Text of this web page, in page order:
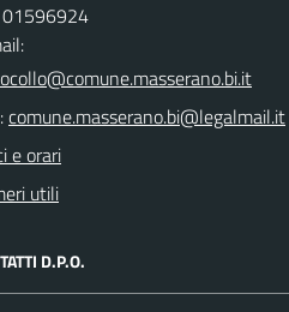
01596924
e orari
utili
D.P.O.